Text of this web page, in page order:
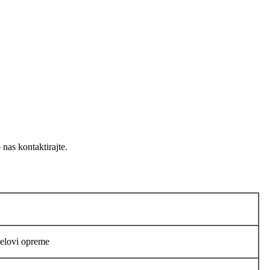
kontaktirajte.
opreme